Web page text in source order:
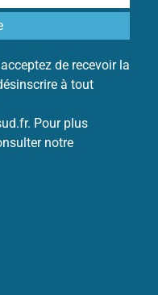
de recevoir la
à tout
Pour plus
notre